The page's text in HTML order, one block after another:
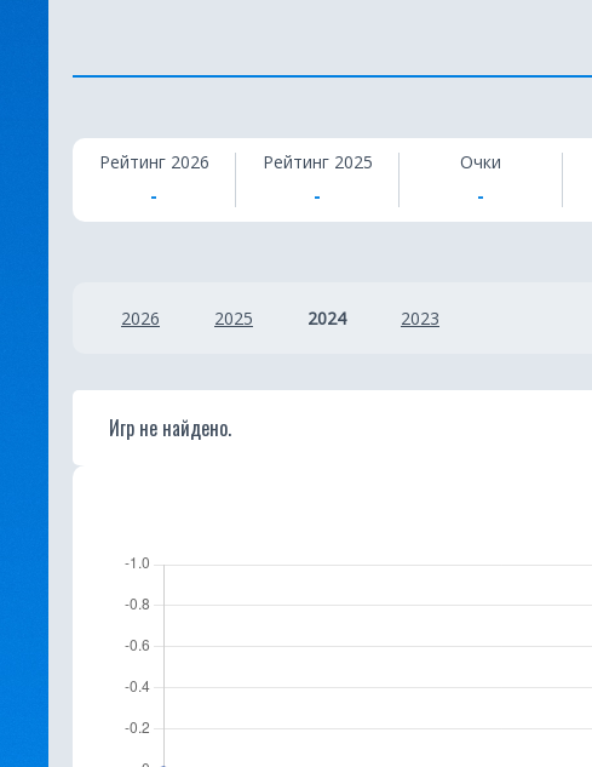
К
в
Рейтинг 2026
-
Рейтинг 2025
-
Очки
-
2026 2025 2024 2023
Игр не найдено.